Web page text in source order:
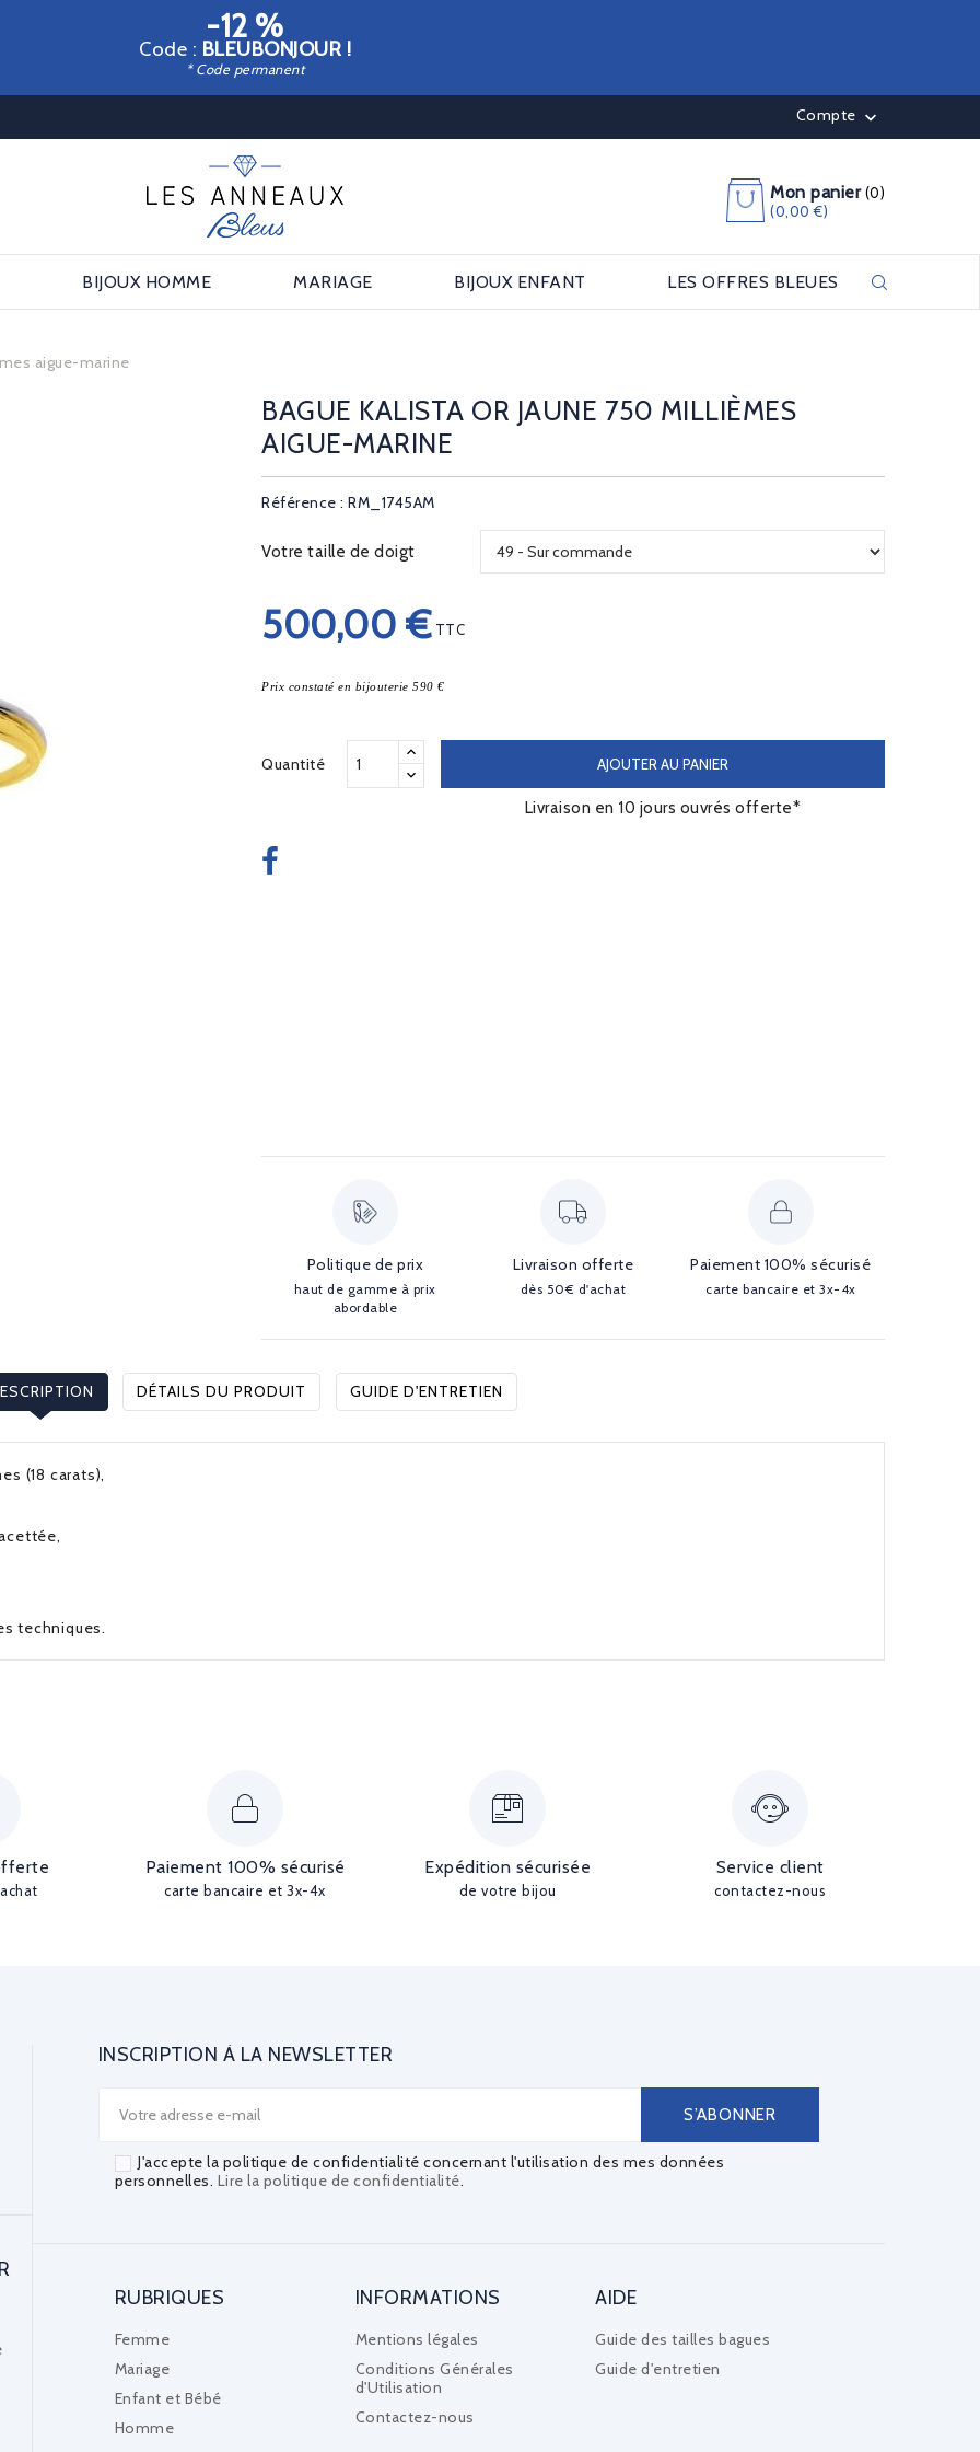
-12 %
Code : BLEUBONJOUR !
* Code permanent
Compte 
Mon panier (0)
(0,00 €)
BIJOUX HOMME MARIAGE BIJOUX ENFANT LES OFFRES BLEUES
aigue-marine
BAGUE KALISTA OR JAUNE 750 MILLIÈMES
AIGUE-MARINE
Référence : RM_1745AM
Votre taille de doigt
500,00 € TTC
Prix constaté en bijouterie 590 €
Quantité AJOUTER AU PANIER
Livraison en 10 jours ouvrés offerte*
Politique de prix
haut de gamme à prix
abordable
Livraison offerte
dès 50€ d'achat
Paiement 100% sécurisé
carte bancaire et 3x-4x
DÉTAILS DU PRODUIT GUIDE D'ENTRETIEN
(18 carats),
techniques.
Paiement 100% sécurisé
carte bancaire et 3x-4x
Expédition sécurisée
de votre bijou
Service client
contactez-nous
INSCRIPTION À LA NEWSLETTER
J'accepte la politique de confidentialité concernant l'utilisation des mes données
personnelles. Lire la politique de confidentialité.
RUBRIQUES
Femme
Mariage
Enfant et Bébé
Homme
INFORMATIONS
Mentions légales
Conditions Générales
d'Utilisation
Contactez-nous
AIDE
Guide des tailles bagues
Guide d'entretien